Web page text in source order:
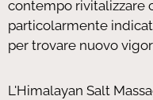
contempo rivitalizzare
particolarmente
per trovare nuovo
L'Himalayan Salt